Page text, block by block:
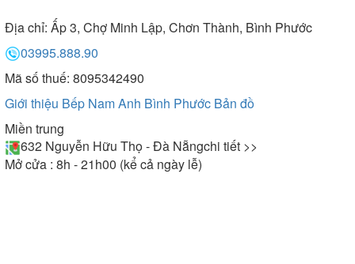
Địa chỉ: Ấp 3, Chợ Minh Lập, Chơn Thành, Bình Phước
03995.888.90
Mã số thuế: 8095342490
Giới thiệu Bếp Nam Anh Bình Phước Bản đồ
Miền trung
632 Nguyễn Hữu Thọ - Đà Nẵngchi tiết >>
Mở cửa : 8h - 21h00 (kể cả ngày lễ)